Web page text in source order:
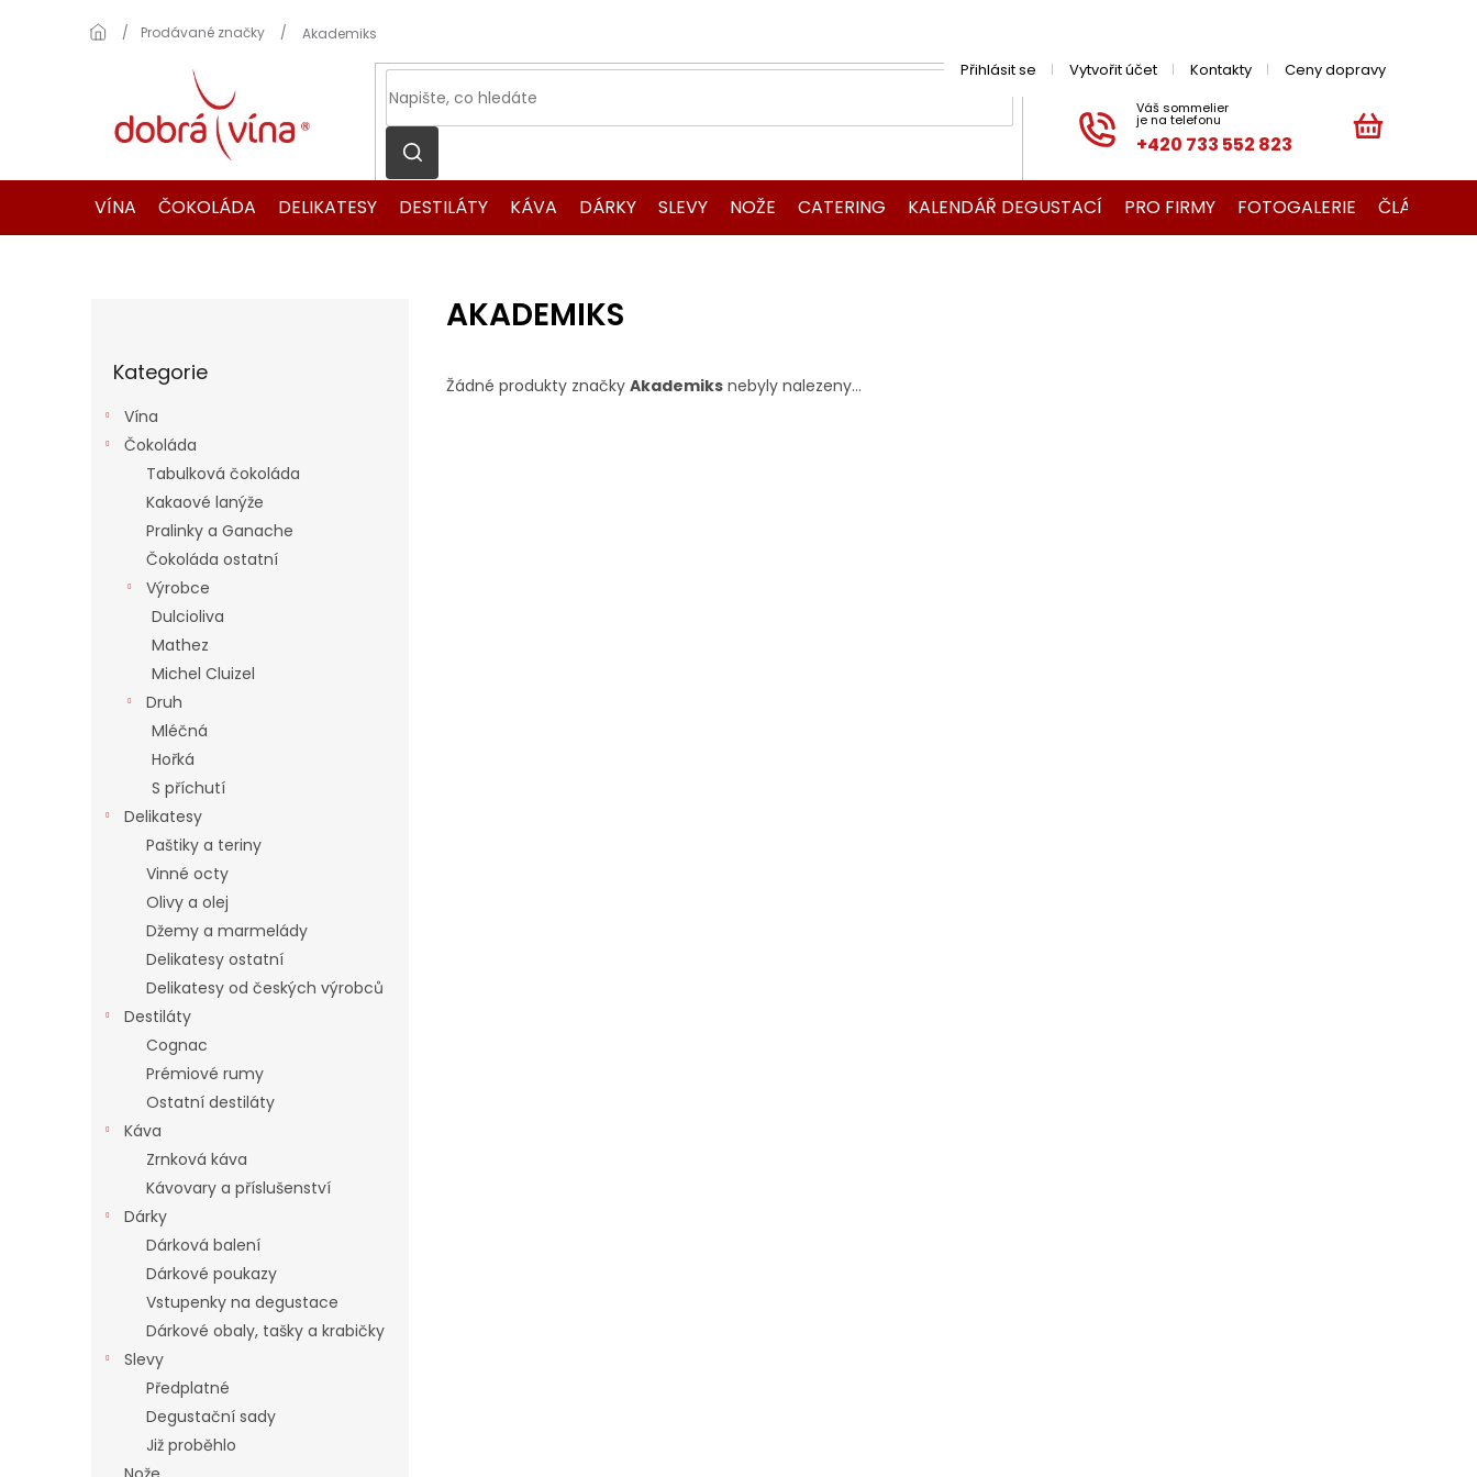
+420 733 552 823
Přihlásit se Vytvořit účet Kontakty Ceny dopravy
KOŠÍK
VÍNA
ČOKOLÁDA DELIKATESY DESTILÁTY KÁVA DÁRKY SLEVY NOŽE CATERING KALENDÁŘ DEGUSTACÍ PRO FIRMY FOTOGALERIE ČLÁNKY O
Domů
Prodávané značky Akademiks
kategorie
Kategorie
Vína
Čokoláda
Tabulková čokoláda
Kakaové lanýže
Pralinky a Ganache
Čokoláda ostatní
Výrobce
Dulcioliva
Mathez
Michel Cluizel
Druh
Mléčná
Hořká
S příchutí
Delikatesy
Paštiky a teriny
Vinné octy
Olivy a olej
Džemy a marmelády
Delikatesy ostatní
Delikatesy od českých výrobců
Destiláty
Cognac
Prémiové rumy
Ostatní destiláty
Káva
Zrnková káva
Kávovary a příslušenství
Dárky
Dárková balení
Dárkové poukazy
Vstupenky na degustace
Dárkové obaly, tašky a krabičky
Slevy
Předplatné
Degustační sady
Již proběhlo
AKADEMIKS
Žádné produkty značky Akademiks nebyly nalezeny...